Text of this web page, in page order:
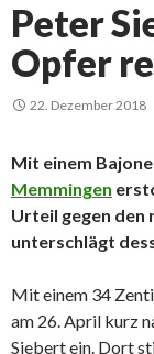
Peter
Opfer
22. Dezember 2018
Mit einem
Memmingen
Urteil gegen den
unterschlägt
Mit einem 34
am 26. April kurz
Siebert ein. Dort